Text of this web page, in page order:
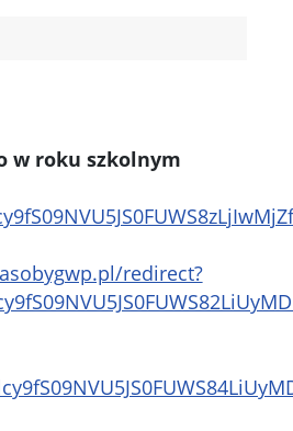
w roku szkolnym
redirect?